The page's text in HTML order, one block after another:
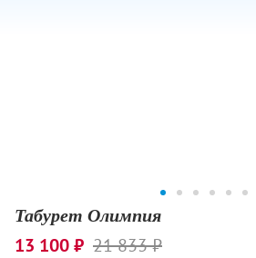
Табурет Олимпия
13 100 ₽ 21 833 ₽